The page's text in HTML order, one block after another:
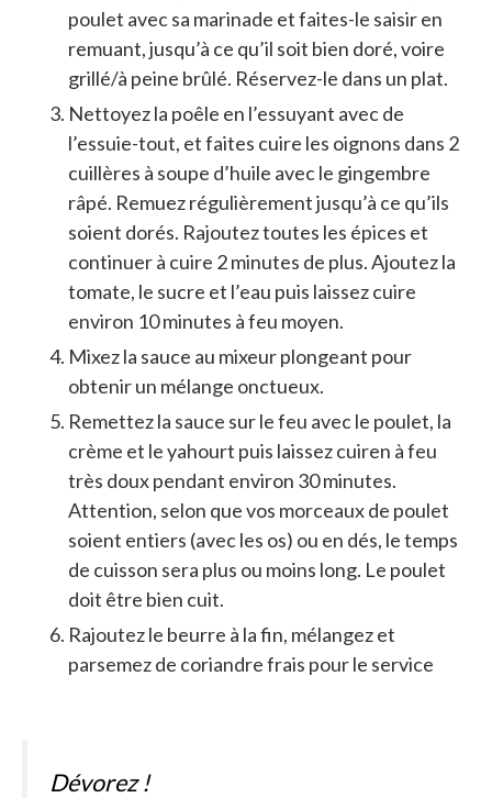
poulet avec sa marinade et faites-le saisir en
remuant, jusqu’à ce qu’il soit bien doré, voire
grillé/à peine brûlé. Réservez-le dans un plat.
Nettoyez la poêle en l’essuyant avec de
l’essuie-tout, et faites cuire les oignons dans 2
cuillères à soupe d’huile avec le gingembre
râpé. Remuez régulièrement jusqu’à ce qu’ils
soient dorés. Rajoutez toutes les épices et
continuer à cuire 2 minutes de plus. Ajoutez la
tomate, le sucre et l’eau puis laissez cuire
environ 10 minutes à feu moyen.
Mixez la sauce au mixeur plongeant pour
obtenir un mélange onctueux.
Remettez la sauce sur le feu avec le poulet, la
crème et le yahourt puis laissez cuiren à feu
très doux pendant environ 30 minutes.
Attention, selon que vos morceaux de poulet
soient entiers (avec les os) ou en dés, le temps
de cuisson sera plus ou moins long. Le poulet
doit être bien cuit.
Rajoutez le beurre à la fin, mélangez et
parsemez de coriandre frais pour le service
Dévorez !